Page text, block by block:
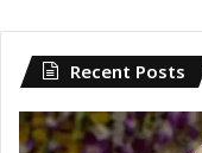
Recent Posts